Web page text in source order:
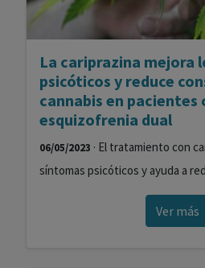
La cariprazina mejora
psicóticos y reduce
cannabis en pacientes
esquizofrenia dual
06/05/2023 · El tratamiento con
síntomas psicóticos y ayuda a
Ver más